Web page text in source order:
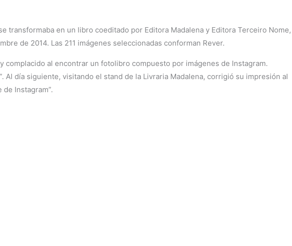
en un libro coeditado por Editora Madalena y Editora Terceiro Nome,
de 2014. Las 211 imágenes seleccionadas conforman Rever.
al encontrar un fotolibro compuesto por imágenes de Instagram.
Al día siguiente, visitando el stand de la Livraria Madalena, corrigió su impresión al
Instagram”.